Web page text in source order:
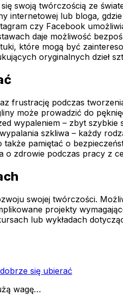
swoją twórczością ze
internetowej lub bloga,
czy Facebook
daje możliwość
które mogą być
oryginalnych dzieł
frustrację podczas
może prowadzić do
wypaleniem – zbyt
szkliwa – każdy
pamiętać o
o zdrowie podczas pracy z
swojej twórczości.
projekty
lub wykładach
się ubierać
wagę…